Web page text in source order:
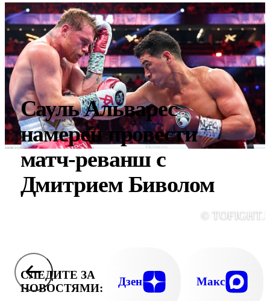
Сауль Альварес
намерен провести
матч-реванш с
Дмитрием Биволом
©
СЛЕДИТЕ ЗА
НОВОСТЯМИ:
Дзен Макс